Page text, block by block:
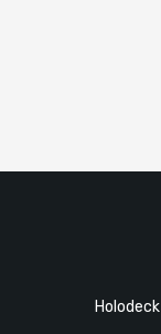
Holodeck